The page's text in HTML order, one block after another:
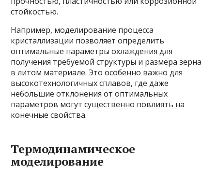
стойкостью.
Например, моделирование процесса
кристаллизации позволяет определить
оптимальные параметры охлаждения для
получения требуемой структуры и размера зерна
в литом материале. Это особенно важно для
высокотехнологичных сплавов, где даже
небольшие отклонения от оптимальных
параметров могут существенно повлиять на
конечные свойства.
Термодинамическое
моделирование